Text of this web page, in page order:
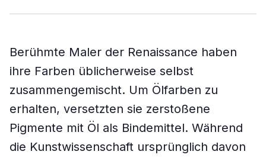
Berühmte Maler der Renaissance haben
ihre Farben üblicherweise selbst
zusammengemischt. Um Ölfarben zu
erhalten, versetzten sie zerstoßene
Pigmente mit Öl als Bindemittel. Während
die Kunstwissenschaft ursprünglich davon